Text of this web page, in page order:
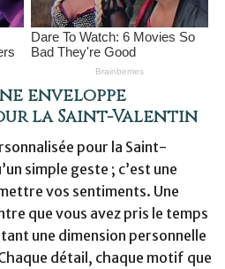
enveloppe
la Saint-Valentin
pour la Saint-
simple geste ; c’est une
vos sentiments. Une
que vous avez pris le temps
une dimension personnelle
détail, chaque motif que